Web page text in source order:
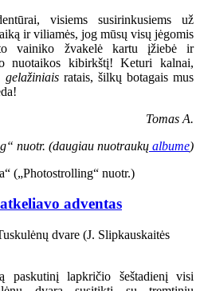
visiems susirinkusiems už
ir viliamės, jog mūsų visų jėgomis
vainiko žvakelė kartu įžiebė ir
nuotaikos kibirkštį! Keturi kalnai,
gelažiniaisratais, šilkų botagais mus
Tomas A.
nuotr. (daugiau nuotraukų albume)
adventas
paskutinį lapkričio šeštadienį visi